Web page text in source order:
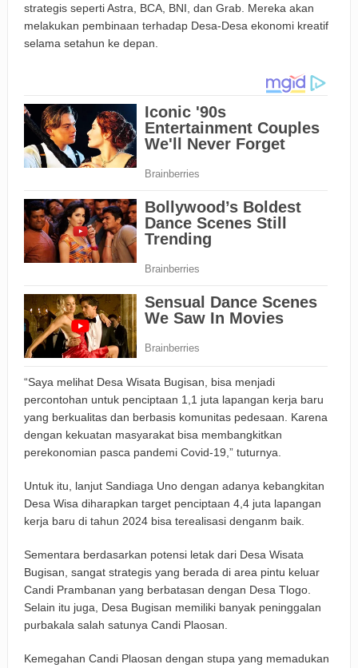
strategis seperti Astra, BCA, BNI, dan Grab. Mereka akan
melakukan pembinaan terhadap Desa-Desa ekonomi kreatif
selama setahun ke depan.
“Saya melihat Desa Wisata Bugisan, bisa menjadi
percontohan untuk penciptaan 1,1 juta lapangan kerja baru
yang berkualitas dan berbasis komunitas pedesaan. Karena
dengan kekuatan masyarakat bisa membangkitkan
perekonomian pasca pandemi Covid-19,” tuturnya.
Untuk itu, lanjut Sandiaga Uno dengan adanya kebangkitan
Desa Wisa diharapkan target penciptaan 4,4 juta lapangan
kerja baru di tahun 2024 bisa terealisasi denganm baik.
Sementara berdasarkan potensi letak dari Desa Wisata
Bugisan, sangat strategis yang berada di area pintu keluar
Candi Prambanan yang berbatasan dengan Desa Tlogo.
Selain itu juga, Desa Bugisan memiliki banyak peninggalan
purbakala salah satunya Candi Plaosan.
Kemegahan Candi Plaosan dengan stupa yang memadukan